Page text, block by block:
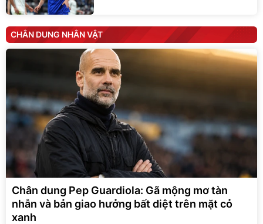
CHÂN DUNG NHÂN VẬT
Chân dung Pep Guardiola: Gã mộng mơ tàn
nhẫn và bản giao hưởng bất diệt trên mặt cỏ
xanh